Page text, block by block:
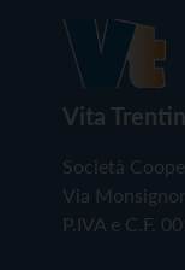
Vita
Società
Via
P.IVA e C.F.